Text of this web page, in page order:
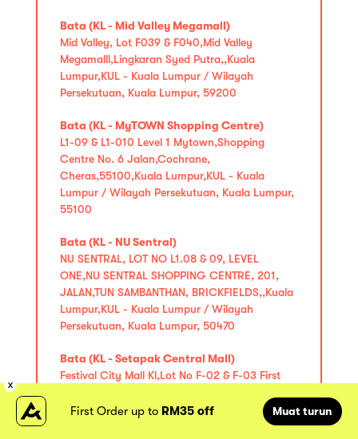
Bata (KL - Mid Valley Megamall)
Mid Valley, Lot F039 & F040,Mid Valley
Megamalll,Lingkaran Syed Putra,,Kuala
Lumpur,KUL - Kuala Lumpur / Wilayah
Persekutuan, Kuala Lumpur, 59200
Bata (KL - MyTOWN Shopping Centre)
L1-09 & L1-010 Level 1 Mytown,Shopping
Centre No. 6 Jalan,Cochrane,
Cheras,55100,Kuala Lumpur,KUL - Kuala
Lumpur / Wilayah Persekutuan, Kuala Lumpur,
55100
Bata (KL - NU Sentral)
NU SENTRAL, LOT NO L1.08 & 09, LEVEL
ONE,NU SENTRAL SHOPPING CENTRE, 201,
JALAN,TUN SAMBANTHAN, BRICKFIELDS,,Kuala
Lumpur,KUL - Kuala Lumpur / Wilayah
Persekutuan, Kuala Lumpur, 50470
Bata (KL - Setapak Central Mall)
Festival City Mall Kl,Lot No F-02 & F-03 First
Kuala Lumpur / Wilayah Persekutuan, Kuala
First Order up to RM35 off Muat turun